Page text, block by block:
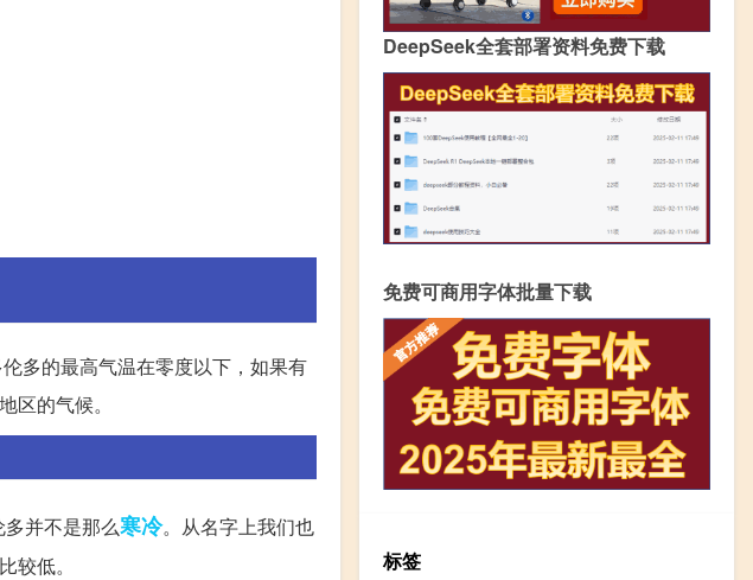
多的最高气温在零度以下，如果有
的气候。
并不是那么寒冷。从名字上我们也
低。
DeepSeek全套部署资料免费下载
免费可商用字体批量下载
标签